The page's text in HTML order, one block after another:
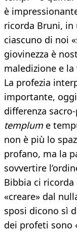
è
ricorda Bruni,
ciascuno di noi
giovinezza è
maledizione e
La profezia
importante,
differenza
templume
non è più lo
profano, ma la
sovvertire
Bibbia ci
«creare» dal
sposi dicono sì
dei profeti sono